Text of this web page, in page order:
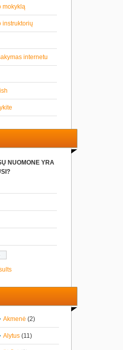
mokyklą
instruktorių
internetu
NUOMONE YRA
Akmenė (2)
Alytus (11)